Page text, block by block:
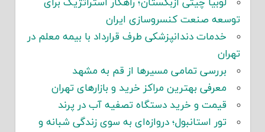
لوبیا چیتی ازبکستان؛ راهکار استراتژیک برای
توسعه صنعت کنسروسازی ایران
خدمات دندانپزشکی طرف قرارداد با بیمه معلم در
تهران
بررسی تمامی مسیرها از قم به مشهد
معرفی بهترین مراکز خرید و بازارهای تهران
قیمت و خرید دستگاه تصفیه آب در پرند
تور استانبول؛ دروازه‌ای به سوی زندگی شبانه و